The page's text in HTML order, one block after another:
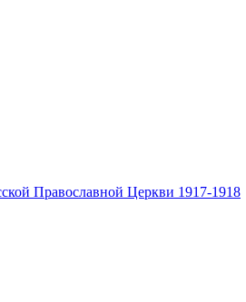
Православной Церкви 1917-1918